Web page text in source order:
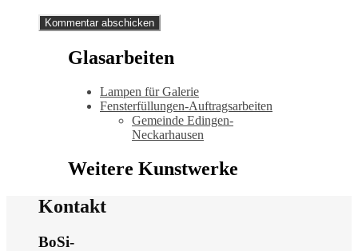
Glasarbeiten
Lampen für Galerie
Fensterfüllungen-Auftragsarbeiten
Gemeinde Edingen-
Neckarhausen
Weitere Kunstwerke
Kontakt
BoSi-